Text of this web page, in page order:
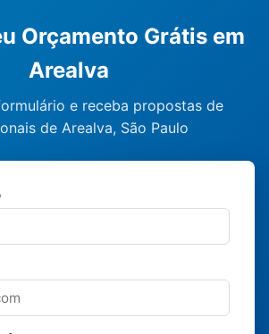
Orçamento Grátis em
Arealva
e receba propostas de
de Arealva, São Paulo